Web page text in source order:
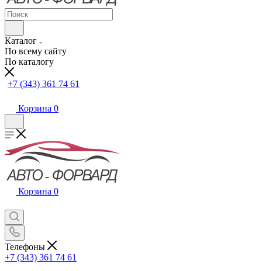
Каталог
По всему сайту
По каталогу
+7 (343) 361 74 61
Корзина 0
Корзина 0
Телефоны
+7 (343) 361 74 61